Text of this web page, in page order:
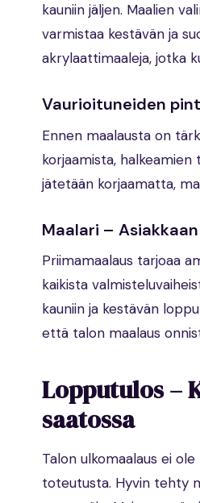
kauniin jäljen. Maalien
varmistaa kestävän ja
akrylaattimaaleja, jotka
Vaurioituneiden
Ennen maalausta on
korjaamista,
jätetään korjaamatta,
Maalari –
Priimamaalaus tarjoaa
kaikista
kauniin ja kestävän
että talon maalaus
Lopputulos –
saatossa
Talon ulkomaalaus ei
toteutusta. Hyvin tehty